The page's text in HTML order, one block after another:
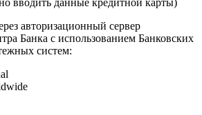
авторизационный сервер
Банка с использованием Банковских
систем: